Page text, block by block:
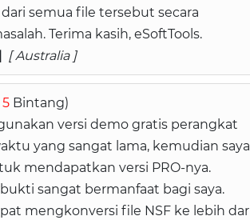
semua file tersebut secara
Terima kasih, eSoftTools.
[ Australia ]
5 Bintang)
versi demo gratis perangkat
yang sangat lama, kemudian saya
mendapatkan versi PRO-nya.
sangat bermanfaat bagi saya.
mengkonversi file NSF ke lebih